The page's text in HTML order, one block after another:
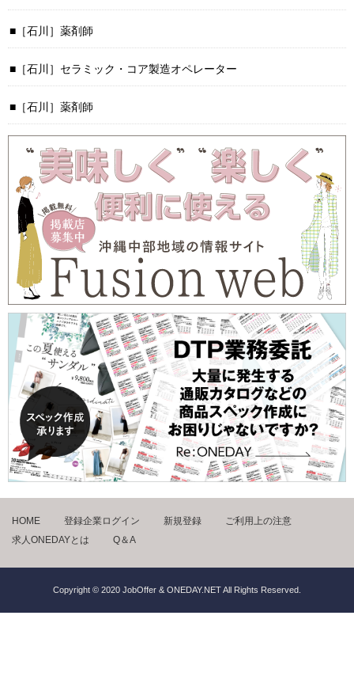
［石川］薬剤師
［石川］セラミック・コア製造オペレーター
［石川］薬剤師
HOME 登録企業ログイン 新規登録
ご利用上の注意
求人ONEDAYとは
Q＆A
Copyright © 2020 JobOffer & ONEDAY.NET All Rights Reserved.